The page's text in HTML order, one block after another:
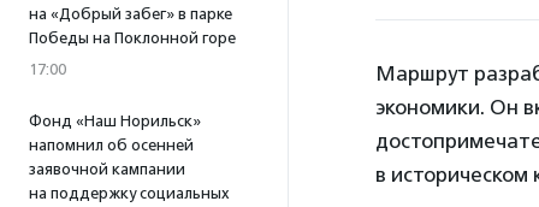
на «Добрый забег» в парке
Победы на Поклонной горе
17:00
Фонд «Наш Норильск»
напомнил об осенней
заявочной кампании
на поддержку социальных
Маршрут
экономики. Он
в историческом